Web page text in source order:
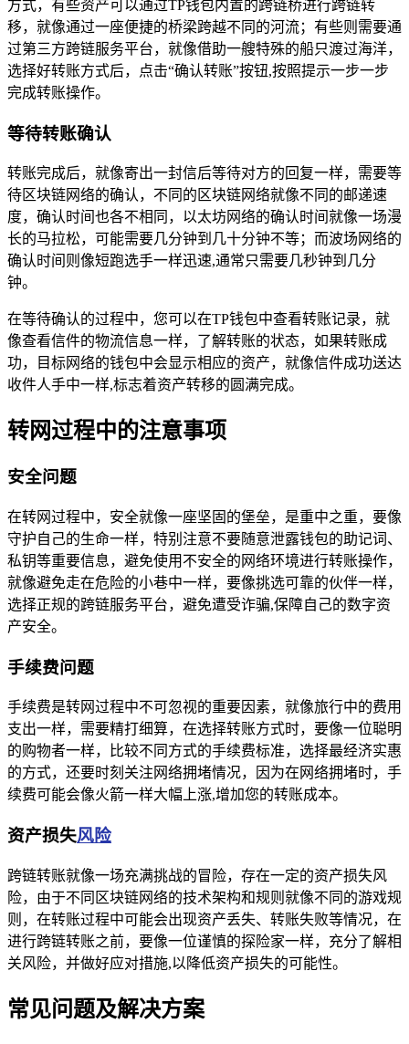
方式，有些资产可以通过TP钱包内置的跨链桥进行跨链转
移，就像通过一座便捷的桥梁跨越不同的河流；有些则需要通
过第三方跨链服务平台，就像借助一艘特殊的船只渡过海洋，
选择好转账方式后，点击“确认转账”按钮,按照提示一步一步
完成转账操作。
等待转账确认
转账完成后，就像寄出一封信后等待对方的回复一样，需要等
待区块链网络的确认，不同的区块链网络就像不同的邮递速
度，确认时间也各不相同，以太坊网络的确认时间就像一场漫
长的马拉松，可能需要几分钟到几十分钟不等；而波场网络的
确认时间则像短跑选手一样迅速,通常只需要几秒钟到几分
钟。
在等待确认的过程中，您可以在TP钱包中查看转账记录，就
像查看信件的物流信息一样，了解转账的状态，如果转账成
功，目标网络的钱包中会显示相应的资产，就像信件成功送达
收件人手中一样,标志着资产转移的圆满完成。
转网过程中的注意事项
安全问题
在转网过程中，安全就像一座坚固的堡垒，是重中之重，要像
守护自己的生命一样，特别注意不要随意泄露钱包的助记词、
私钥等重要信息，避免使用不安全的网络环境进行转账操作，
就像避免走在危险的小巷中一样，要像挑选可靠的伙伴一样，
选择正规的跨链服务平台，避免遭受诈骗,保障自己的数字资
产安全。
手续费问题
手续费是转网过程中不可忽视的重要因素，就像旅行中的费用
支出一样，需要精打细算，在选择转账方式时，要像一位聪明
的购物者一样，比较不同方式的手续费标准，选择最经济实惠
的方式，还要时刻关注网络拥堵情况，因为在网络拥堵时，手
续费可能会像火箭一样大幅上涨,增加您的转账成本。
资产损失风险
跨链转账就像一场充满挑战的冒险，存在一定的资产损失风
险，由于不同区块链网络的技术架构和规则就像不同的游戏规
则，在转账过程中可能会出现资产丢失、转账失败等情况，在
进行跨链转账之前，要像一位谨慎的探险家一样，充分了解相
关风险，并做好应对措施,以降低资产损失的可能性。
常见问题及解决方案